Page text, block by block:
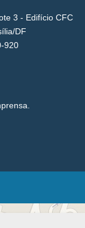
3 - Edifício CFC
DF
920